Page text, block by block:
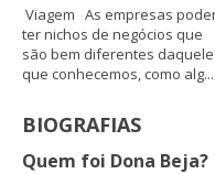
Viagem As empresas
ter nichos de negócios que
são bem diferentes
que conhecemos, como alg...
BIOGRAFIAS
Quem foi Dona Beja?